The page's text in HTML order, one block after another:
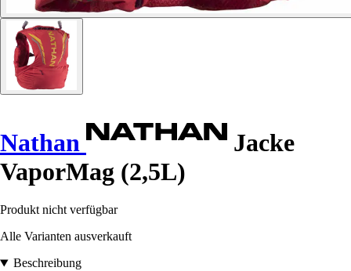
Nathan
Jacke
VaporMag (2,5L)
Produkt nicht verfügbar
Alle Varianten ausverkauft
Beschreibung